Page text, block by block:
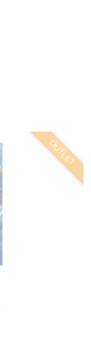
OUTLET